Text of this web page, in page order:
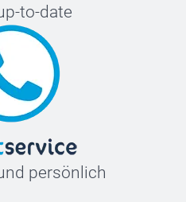
to-date
persönlich